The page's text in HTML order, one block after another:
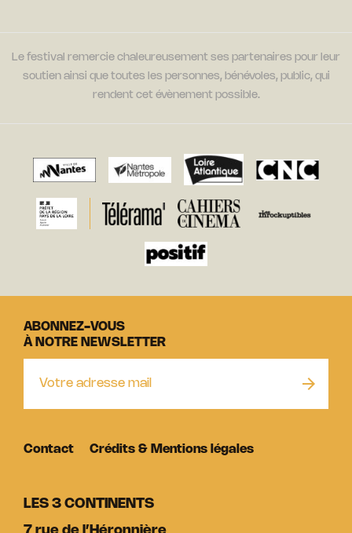
Le festival remercie chaleureusement ses partenaires pour leur
soutien ainsi que toutes les personnes, bénévoles, public, qui
rendent cet évènement possible.
LES 3 CONTINENTS
7 rue de l’Héronnière
ABONNEZ-VOUS
À NOTRE NEWSLETTER
Contact Crédits & Mentions légales